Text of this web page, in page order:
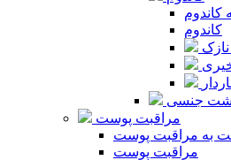
کاندوم
کاندوم
جنسی
مراقبت پوست
به مراقبت پوست
مراقبت پوست